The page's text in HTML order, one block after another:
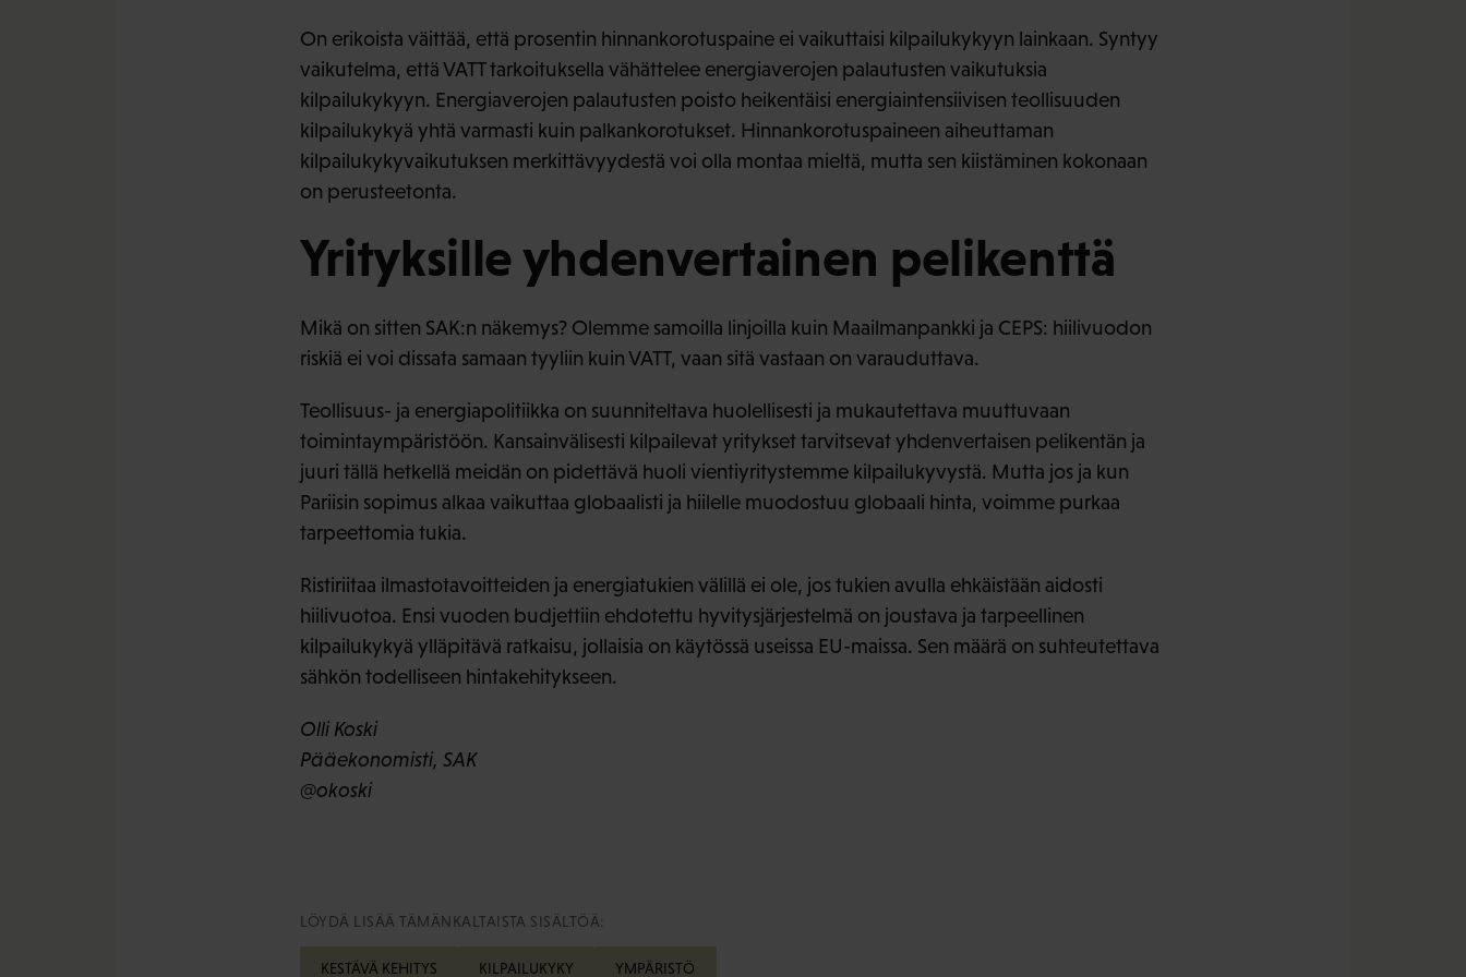
On erikoista väittää, että prosentin hinnankorotuspaine ei vaikuttaisi kilpailukykyyn lainkaan. Syntyy
vaikutelma, että VATT tarkoituksella vähättelee energiaverojen palautusten vaikutuksia
kilpailukykyyn. Energiaverojen palautusten poisto heikentäisi energiaintensiivisen teollisuuden
kilpailukykyä yhtä varmasti kuin palkankorotukset. Hinnankorotuspaineen aiheuttaman
kilpailukykyvaikutuksen merkittävyydestä voi olla montaa mieltä, mutta sen kiistäminen kokonaan
on perusteetonta.
Yrityksille yhdenvertainen pelikenttä
Mikä on sitten SAK:n näkemys? Olemme samoilla linjoilla kuin Maailmanpankki ja CEPS: hiilivuodon
riskiä ei voi dissata samaan tyyliin kuin VATT, vaan sitä vastaan on varauduttava.
Teollisuus- ja energiapolitiikka on suunniteltava huolellisesti ja mukautettava muuttuvaan
toimintaympäristöön. Kansainvälisesti kilpailevat yritykset tarvitsevat yhdenvertaisen pelikentän ja
juuri tällä hetkellä meidän on pidettävä huoli vientiyritystemme kilpailukyvystä. Mutta jos ja kun
Pariisin sopimus alkaa vaikuttaa globaalisti ja hiilelle muodostuu globaali hinta, voimme purkaa
tarpeettomia tukia.
Ristiriitaa ilmastotavoitteiden ja energiatukien välillä ei ole, jos tukien avulla ehkäistään aidosti
hiilivuotoa. Ensi vuoden budjettiin ehdotettu hyvitysjärjestelmä on joustava ja tarpeellinen
kilpailukykyä ylläpitävä ratkaisu, jollaisia on käytössä useissa EU-maissa. Sen määrä on suhteutettava
sähkön todelliseen hintakehitykseen.
Olli Koski
Pääekonomisti, SAK
@okoski
LÖYDÄ LISÄÄ TÄMÄNKALTAISTA SISÄLTÖÄ:
KESTÄVÄ KEHITYS KILPAILUKYKY YMPÄRISTÖ